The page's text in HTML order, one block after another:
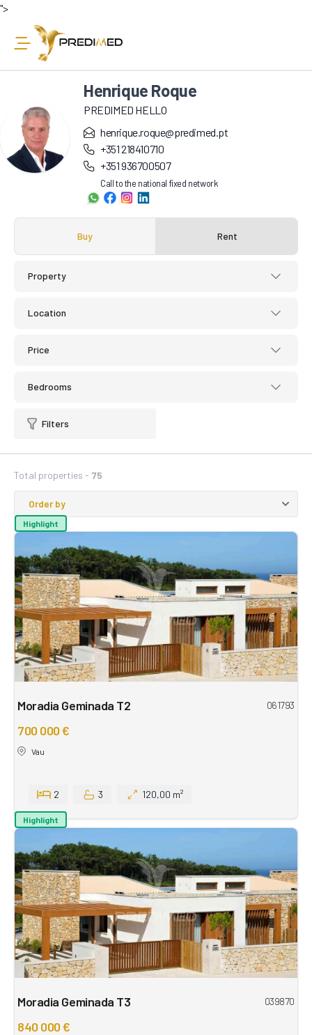
">
Henrique Roque
PREDIMED HELLO
henrique.roque@predimed.pt
+351 218410710
+351 936700507
Call to the national fixed network
Buy Rent
Property
Location
Price
Bedrooms
Filters
Total properties - 75
Highlight
Moradia Geminada T2 061793
700 000 €
Vau
2 3 120,00 m²
Highlight
Moradia Geminada T3 039870
840 000 €